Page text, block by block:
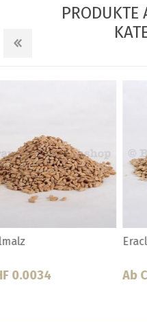
PRODUKTE
Eraclea Pilsner
Ab CHF 0.0017